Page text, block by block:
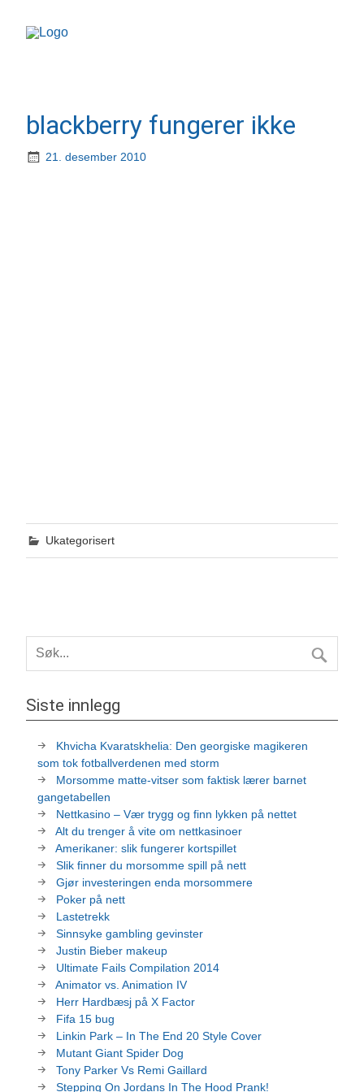
blackberry fungerer ikke
21. desember 2010
Ukategorisert
Siste innlegg
Khvicha Kvaratskhelia: Den georgiske magikeren
som tok fotballverdenen med storm
Morsomme matte-vitser som faktisk lærer barnet
gangetabellen
Nettkasino – Vær trygg og finn lykken på nettet
Alt du trenger å vite om nettkasinoer
Amerikaner: slik fungerer kortspillet
Slik finner du morsomme spill på nett
Gjør investeringen enda morsommere
Poker på nett
Lastetrekk
Sinnsyke gambling gevinster
Justin Bieber makeup
Ultimate Fails Compilation 2014
Animator vs. Animation IV
Herr Hardbæsj på X Factor
Fifa 15 bug
Linkin Park – In The End 20 Style Cover
Mutant Giant Spider Dog
Tony Parker Vs Remi Gaillard
Stepping On Jordans In The Hood Prank!